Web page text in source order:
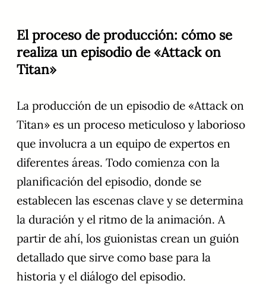
El proceso de producción: cómo se
realiza un episodio de «Attack on
Titan»
La producción de un episodio de «Attack on
Titan» es un proceso meticuloso y laborioso
que involucra a un equipo de expertos en
diferentes áreas. Todo comienza con la
planificación del episodio, donde se
establecen las escenas clave y se determina
la duración y el ritmo de la animación. A
partir de ahí, los guionistas crean un guión
detallado que sirve como base para la
historia y el diálogo del episodio.